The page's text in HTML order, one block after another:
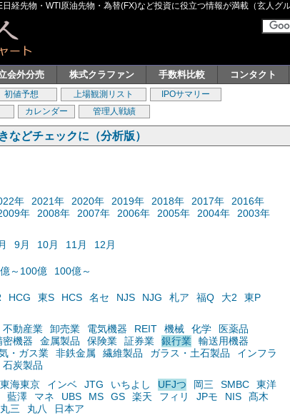
経先物・WTI原油先物・為替(FX)など投資に役立つ情報が満載（玄人グ
会外分売 株式クラファン 手数料比較 コンタクト
初値予想 上場観測リスト
IPOサマリー
カレンダー 管理人戦績
などチェックに（分析版）
年 2021年 2020年 2019年 2018年 2017年
2016年
年 2008年 2007年 2006年 2005年 2004年
2003年
9月 10月 11月 12月
～100億 100億～
HCG 東S HCS 名セ NJS NJG 札ア 福Q 大2
東P
不動産業 卸売業 電気機器 REIT 機械 化学
医薬品
密機器 金属製品 保険業 証券業 銀行業
輸送用機器
・ガス業 非鉄金属 繊維製品 ガラス・土石製品
インフラ
石炭製品
東海東京 インベ JTG いちよし UFJつ 岡三 SMBC
東洋
藍澤 マネ UBS MS GS 楽天 フィリ JPモ NIS
髙木
丸三 丸八
日本ア